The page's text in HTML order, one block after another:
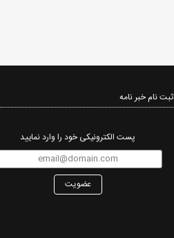
ثبت نام خبر نامه‌
پست الکترونیکی خود را وارد نمایید
عضویت